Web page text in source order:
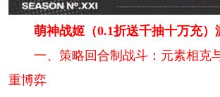
萌神战姬（0.1折送千抽十万充）
一、策略回合制战斗：元素相克
重博弈